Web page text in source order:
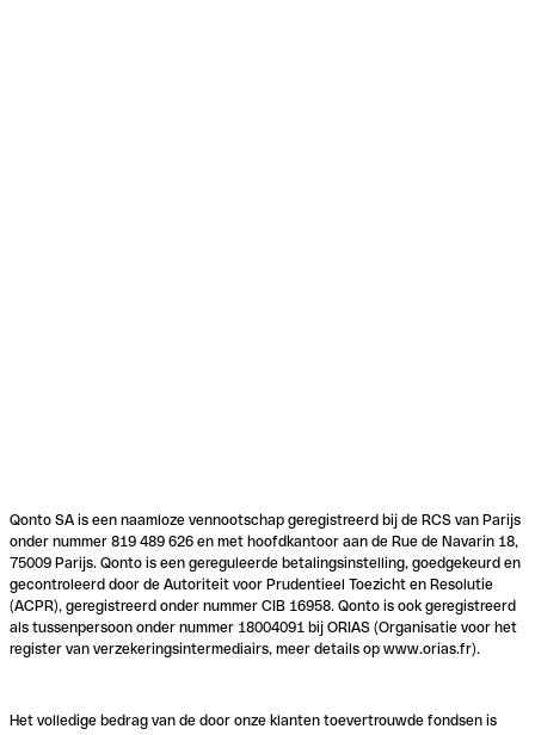
Qonto SA is een naamloze vennootschap geregistreerd bij de RCS van Parijs
onder nummer 819 489 626 en met hoofdkantoor aan de Rue de Navarin 18,
75009 Parijs. Qonto is een gereguleerde betalingsinstelling, goedgekeurd en
gecontroleerd door de Autoriteit voor Prudentieel Toezicht en Resolutie
(ACPR), geregistreerd onder nummer CIB 16958. Qonto is ook geregistreerd
als tussenpersoon onder nummer 18004091 bij ORIAS (Organisatie voor het
register van verzekeringsintermediairs, meer details op www.orias.fr).
Het volledige bedrag van de door onze klanten toevertrouwde fondsen is